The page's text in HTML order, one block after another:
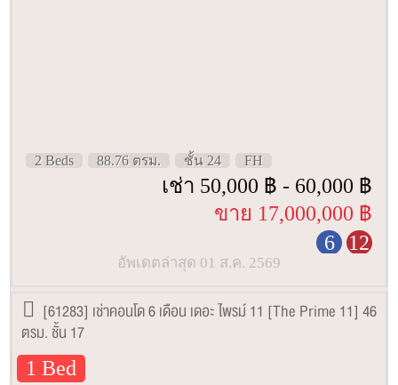
2 Beds 88.76 ตรม. ชั้น 24 FH
เช่า 50,000 ฿ - 60,000 ฿
ขาย 17,000,000 ฿
6
12
อัพเดตล่าสุด 01 ส.ค. 2569
[61283] เช่าคอนโด 6 เดือน เดอะ ไพรม์ 11 [The Prime 11] 46
ตรม. ชั้น 17
1 Bed